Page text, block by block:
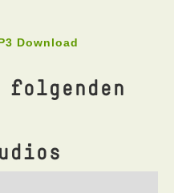
Download